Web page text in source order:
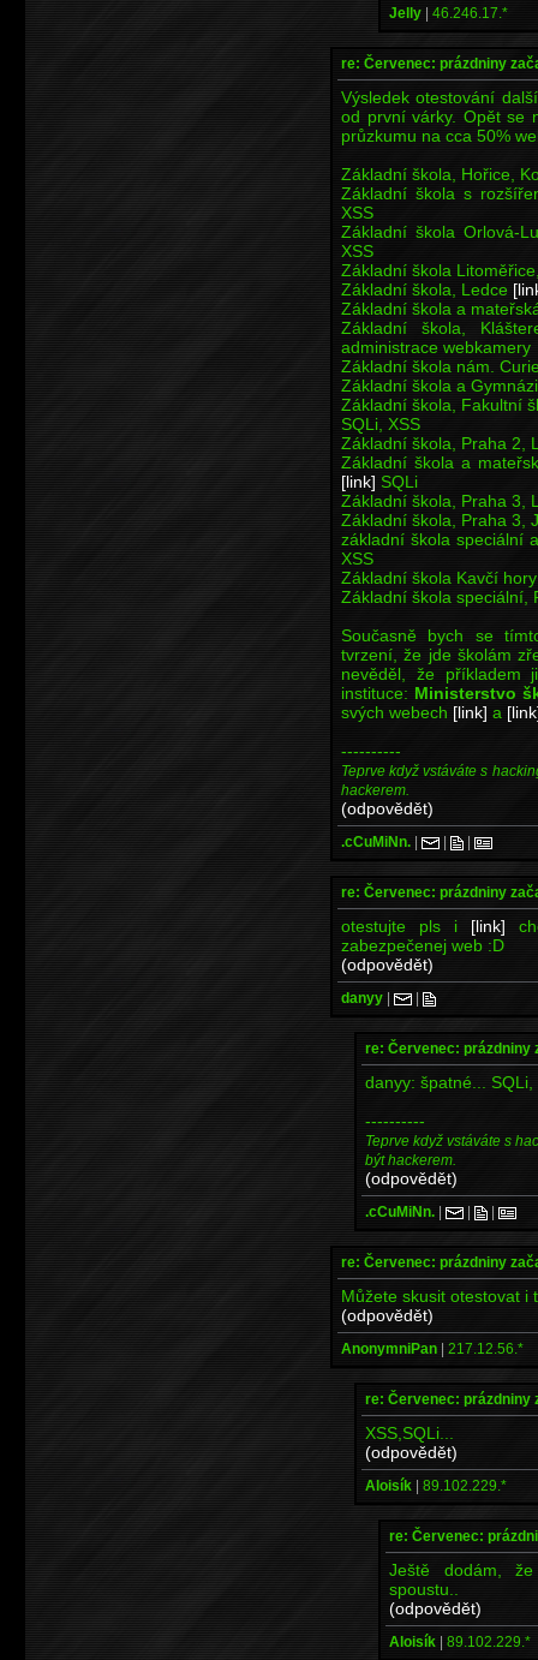
Jelly | 46.246.17.*
re: Červenec: prázdniny
Výsledek otestování
od první várky. Opět se
průzkumu na cca 50%
Základní škola, Hořice,
Základní škola s
XSS
Základní škola Orlová-
XSS
Základní škola
Základní škola, Ledce
Základní škola a
Základní škola,
administrace webkamery
Základní škola nám.
Základní škola a
Základní škola, Fakultní
SQLi, XSS
Základní škola, Praha 2,
Základní škola a
[link] SQLi
Základní škola, Praha 3,
Základní škola, Praha 3,
základní škola speciální
XSS
Základní škola Kavčí
Základní škola speciální,
Současně bych se
tvrzení, že jde školám
nevěděl, že příkladem
instituce: Ministerstvo
svých webech [link] a
----------
Teprve když vstáváte s
hackerem.
(odpovědět)
.cCuMiNn. | | |
re: Červenec: prázdniny
otestujte pls i [link]
zabezpečenej web :D
(odpovědět)
danyy | |
re: Červenec: prázdniny
danyy: špatné...
----------
Teprve když vstáváte s
být hackerem.
(odpovědět)
.cCuMiNn. | | |
re: Červenec: prázdniny
Můžete skusit otestovat i
(odpovědět)
AnonymniPan | 217.12.56.*
re: Červenec: prázdniny
XSS,SQLi...
(odpovědět)
Aloisík | 89.102.229.*
re: Červenec:
Ještě dodám,
spoustu..
(odpovědět)
Aloisík | 89.102.229.*